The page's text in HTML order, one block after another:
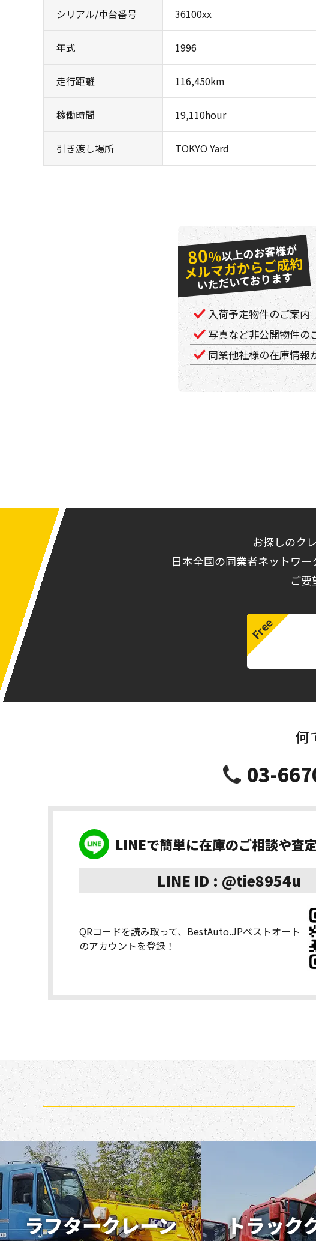
シリアル/車台番号 36100xx
年式 1996
走行距離 116,450km
稼働時間 19,110hour
引き渡し場所 TOKYO Yard
80％以上のお客様が
メルマガからご成約
いただいております
入荷予定物件のご案内
写真など非公開物件の
同業他社様の在庫情報
お探しのク
日本全国の同業者ネットワ
ご要
何
03-
LINEで簡単に在庫のご相談や査
LINE ID : @tie8954u
QRコードを読み取って、BestAuto.JPベストオート
のアカウントを登録！
ラフタークレーン トラック